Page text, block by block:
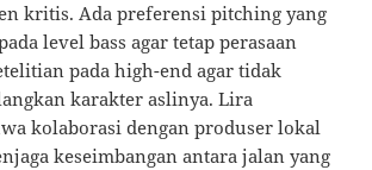
kritis. Ada preferensi pitching yang
level bass agar tetap perasaan
pada high-end agar tidak
karakter aslinya. Lira
kolaborasi dengan produser lokal
keseimbangan antara jalan yang